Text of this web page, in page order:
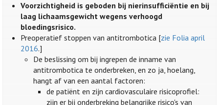
Voorzichtigheid is geboden bij nierinsufficiëntie en bij
laag lichaamsgewicht wegens verhoogd
bloedingsrisico.
Preoperatief stoppen van antitrombotica [zie Folia april
2016.]
De beslissing om bij ingrepen de inname van
antitrombotica te onderbreken, en zo ja, hoelang,
hangt af van een aantal factoren:
de patiënt en zijn cardiovasculaire risicoprofiel:
zijn er bij onderbreking belangrijke risico's van